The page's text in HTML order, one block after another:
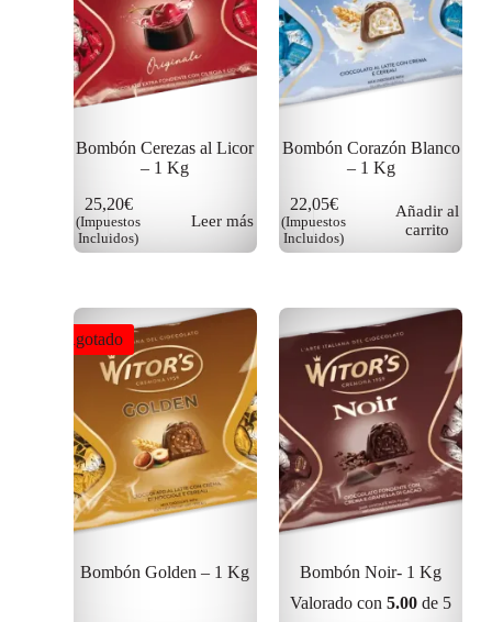
Bombón Cerezas al Licor
– 1 Kg
25,20€
(Impuestos
Incluidos)
Leer más
Bombón Corazón Blanco
– 1 Kg
22,05€
(Impuestos
Incluidos)
Añadir al
carrito
Agotado
Bombón Golden – 1 Kg
Bombón Noir- 1 Kg
Valorado con5.00 de 5